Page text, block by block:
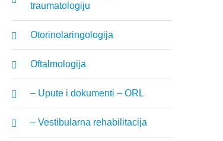
traumatologiju
Otorinolaringologija
Oftalmologija
– Upute i dokumenti – ORL
– Vestibularna rehabilitacija